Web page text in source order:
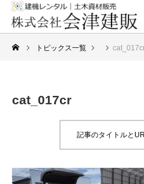
トピックス一覧
cat_017cr
記事のタイトルと